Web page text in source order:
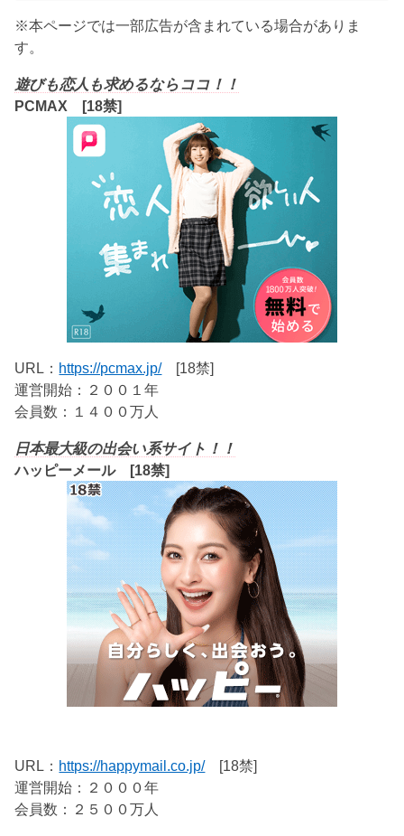
※本ページでは一部広告が含まれている場合がありま
す。
遊びも恋人も求めるならココ！！
PCMAX [18禁]
URL： https://pcmax.jp/[18禁]
運営開始：２００１年
会員数：１４００万人
日本最大級の出会い系サイト！！
ハッピーメール [18禁]
URL： https://happymail.co.jp/[18禁]
運営開始：２０００年
会員数：２５００万人